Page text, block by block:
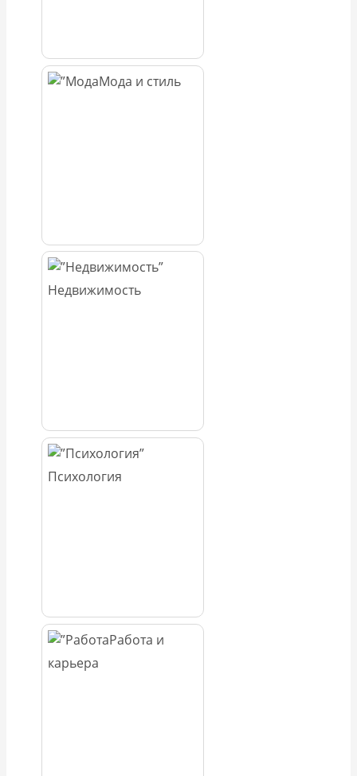
Мода и стиль
Недвижимость
Психология
Работа и
карьера